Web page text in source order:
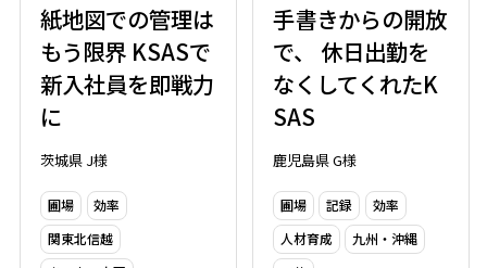
紙地図での管理は
もう限界 KSASで
新入社員を即戦力
に
茨城県 J様
圃場
効率
関東北信越
手書きからの開放
で、 休日出勤を
なくしてくれたK
SAS
鹿児島県 G様
圃場 記録
効率
人材育成
九州・沖縄